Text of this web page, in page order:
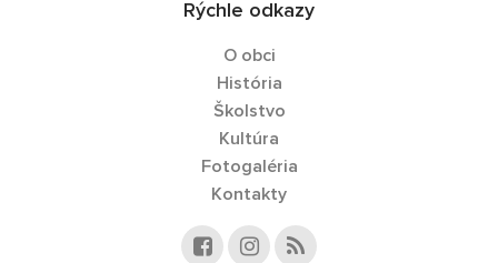
Rýchle odkazy
O obci
História
Školstvo
Kultúra
Fotogaléria
Kontakty